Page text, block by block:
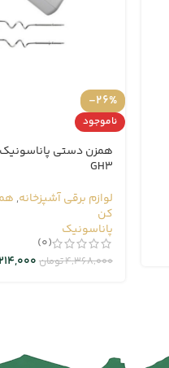
-26%
ناموجود
GH3
لوازم برقی آشپزخانه,
کن
پاناسونیک
(0)
4,368,000تومان